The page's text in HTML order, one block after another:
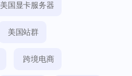
美国显卡服务器
美国站群
跨境电商